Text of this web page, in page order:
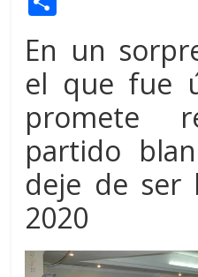
er s
A
p
p
di
t
b
o
k
m
p
ar
ti
r
En un
el que fue
promete
partido
deje de ser
2020